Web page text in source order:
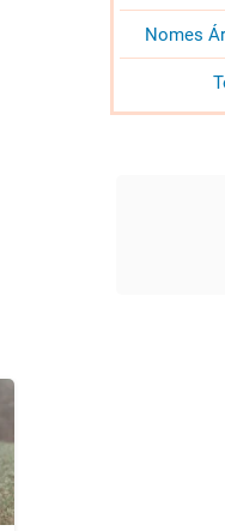
Nomes